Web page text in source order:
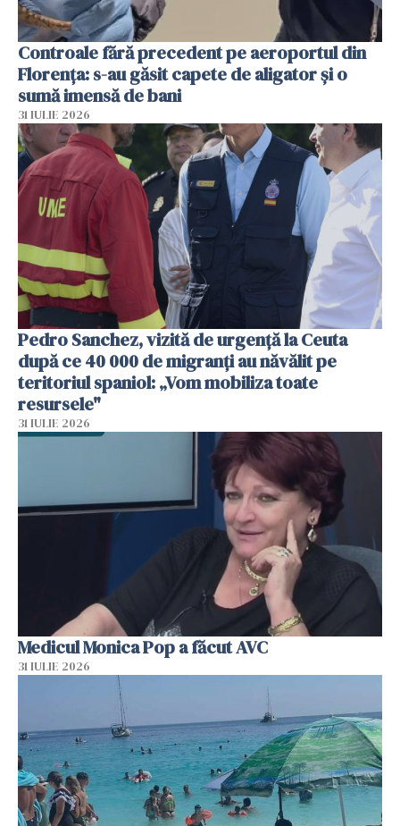
Controale fără precedent pe aeroportul din
Florența: s-au găsit capete de aligator și o
sumă imensă de bani
31 IULIE 2026
Pedro Sanchez, vizită de urgență la Ceuta
după ce 40 000 de migranți au năvălit pe
teritoriul spaniol: „Vom mobiliza toate
resursele"
31 IULIE 2026
Medicul Monica Pop a făcut AVC
31 IULIE 2026